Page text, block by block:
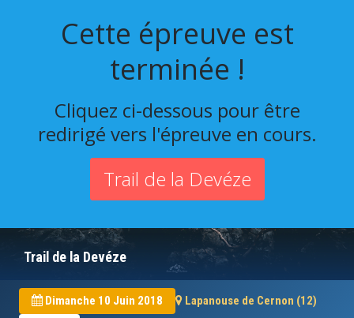
Cette épreuve est
terminée !
Cliquez ci-dessous pour être
redirigé vers l'épreuve en cours.
Trail de la Devéze
Trail de la Devéze
Dimanche 10 Juin 2018 Lapanouse de Cernon (12)